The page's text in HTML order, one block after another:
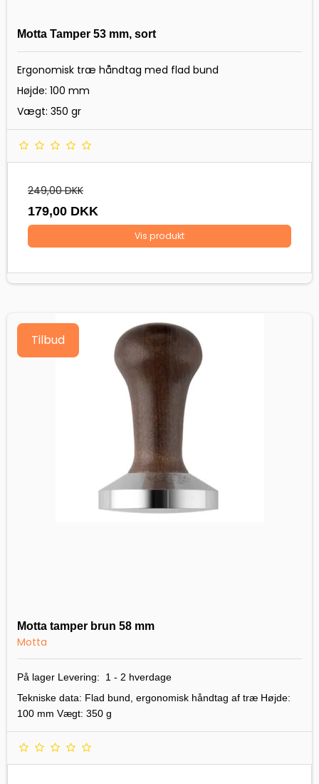
Motta Tamper 53 mm, sort
Ergonomisk træ håndtag med flad bund
Højde: 100 mm
Vægt: 350 gr
249,00 DKK
179,00 DKK
Vis produkt
Tilbud
Motta tamper brun 58 mm
Motta
På lager Levering: 1 - 2 hverdage
Tekniske data: Flad bund, ergonomisk håndtag af træ Højde:
100 mm Vægt: 350 g